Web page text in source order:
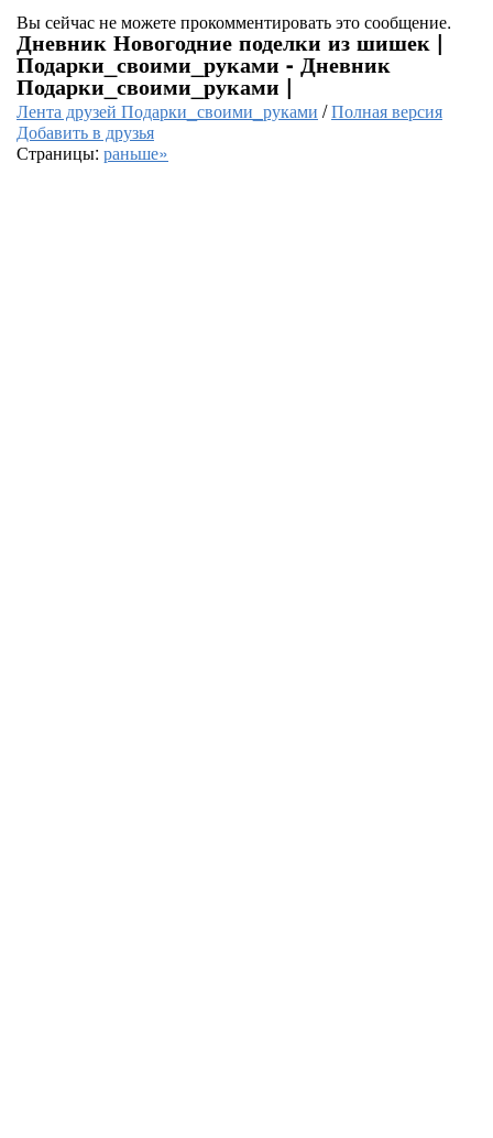
Вы сейчас не можете прокомментировать это сообщение.
Дневник Новогодние поделки из шишек |
Подарки_своими_руками - Дневник
Подарки_своими_руками |
Лента друзей Подарки_своими_руками /Полная версия
Добавить в друзья
Страницы: раньше»